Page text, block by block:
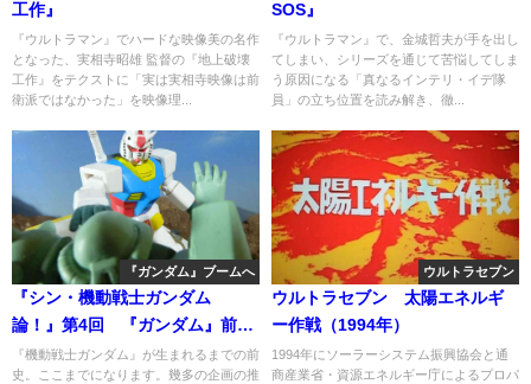
工作』
『ウルトラマン』でハードな映像美の名作
となった、実相寺昭雄 監督の『地上破壊
工作』をテクストに「実は実相寺映像は前
衛派ではなかった」を映像理...
SOS』
『ウルトラマン』で、金城哲夫が手を出し
てしまい、シリーズを通じて苦悩してしま
う原因になる「真なるインテリ・イデ隊
員」の立ち位置を読み解き、徹...
『ガンダム』ブームへ
『シン・機動戦士ガンダム
論！』第4回 『ガンダム』前夜
の1978年・4
『機動戦士ガンダム』が生まれるまでの前
史。ここまでになります。幾多の企画の推
ウルトラセブン
ウルトラセブン 太陽エネルギ
ー作戦（1994年）
1994年にソーラーシステム振興協会と通
商産業省・資源エネルギー庁によるプロパ